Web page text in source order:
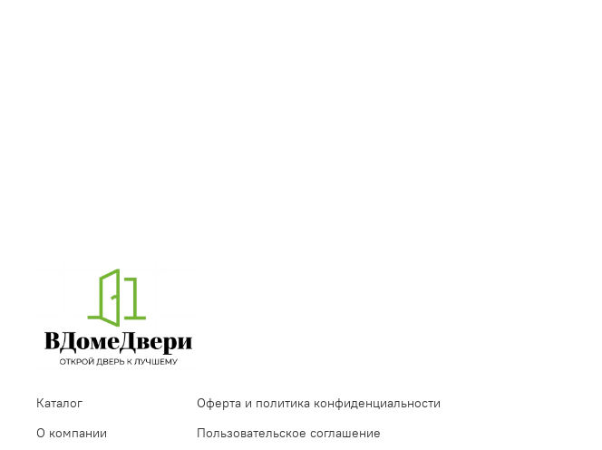
Каталог
О компании
Оферта и политика конфиденциальности
Пользовательское соглашение